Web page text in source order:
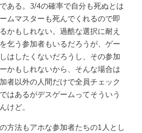
ある。3/4の確率で自分も死ぬとは
ムマスターも死んでくれるので即
かもしれない。過酷な選択に耐え
乞う参加者もいるだろうが、ゲー
はしたくないだろうし、その参加
かもしれないから、そんな場合は
者以外の人間だけで全員チェック
はあるがデスゲームってそういう
けど。
方法もアホな参加者たちの1人とし